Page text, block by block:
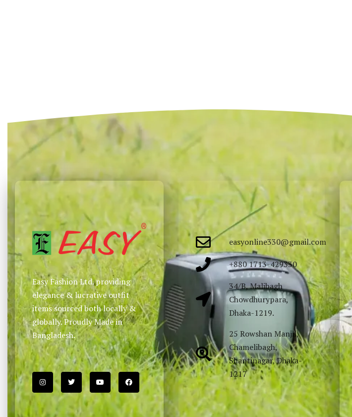
Easy Fashion Ltd. providing
elegance & lucrative outfit
items sourced both locally &
globally. Proudly Made in
Bangladesh.
easyonline330@gmail.com
+880 1713-429330
34/B, Malibagh
Chowdhurypara,
Dhaka-1219.
25 Rowshan Manjil,
Chamelibagh,
Shantinagar, Dhaka-
1217